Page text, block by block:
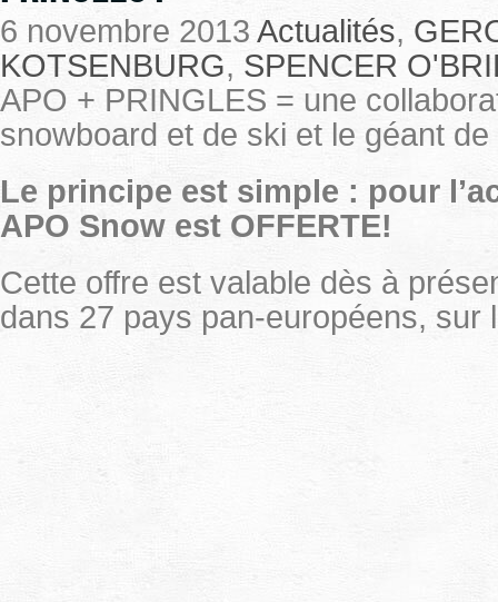
6 novembre 2013 Actualités,
KOTSENBURG, SPENCER
APO + PRINGLES = une
snowboard et de ski et le géant
Le principe est simple : pour
APO Snow est OFFERTE!
Cette offre est valable dès à
dans 27 pays pan-européens, sur